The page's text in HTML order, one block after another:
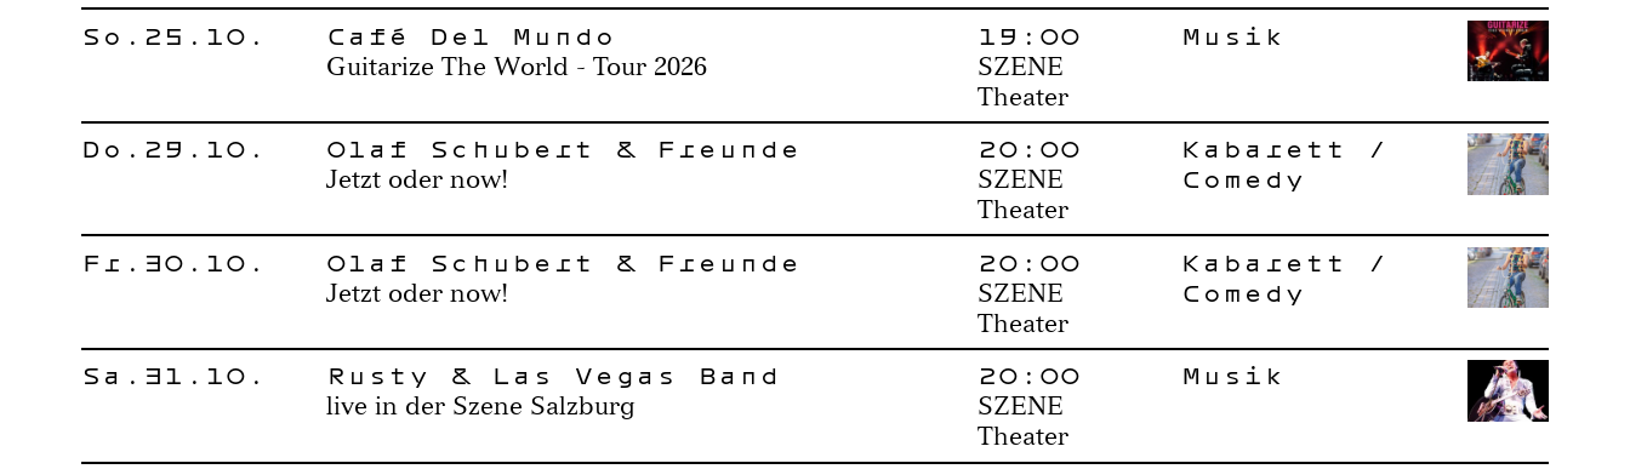
So.25.10. Café Del Mundo
Guitarize The World - Tour 2026
19:00
SZENE
Theater
Musik
Do.29.10. Olaf Schubert & Freunde
Jetzt oder now!
20:00
SZENE
Theater
Kabarett /
Comedy
Fr.30.10. Olaf Schubert & Freunde
Jetzt oder now!
20:00
SZENE
Theater
Kabarett /
Comedy
Sa.31.10. Rusty & Las Vegas Band
live in der Szene Salzburg
20:00
SZENE
Theater
Musik